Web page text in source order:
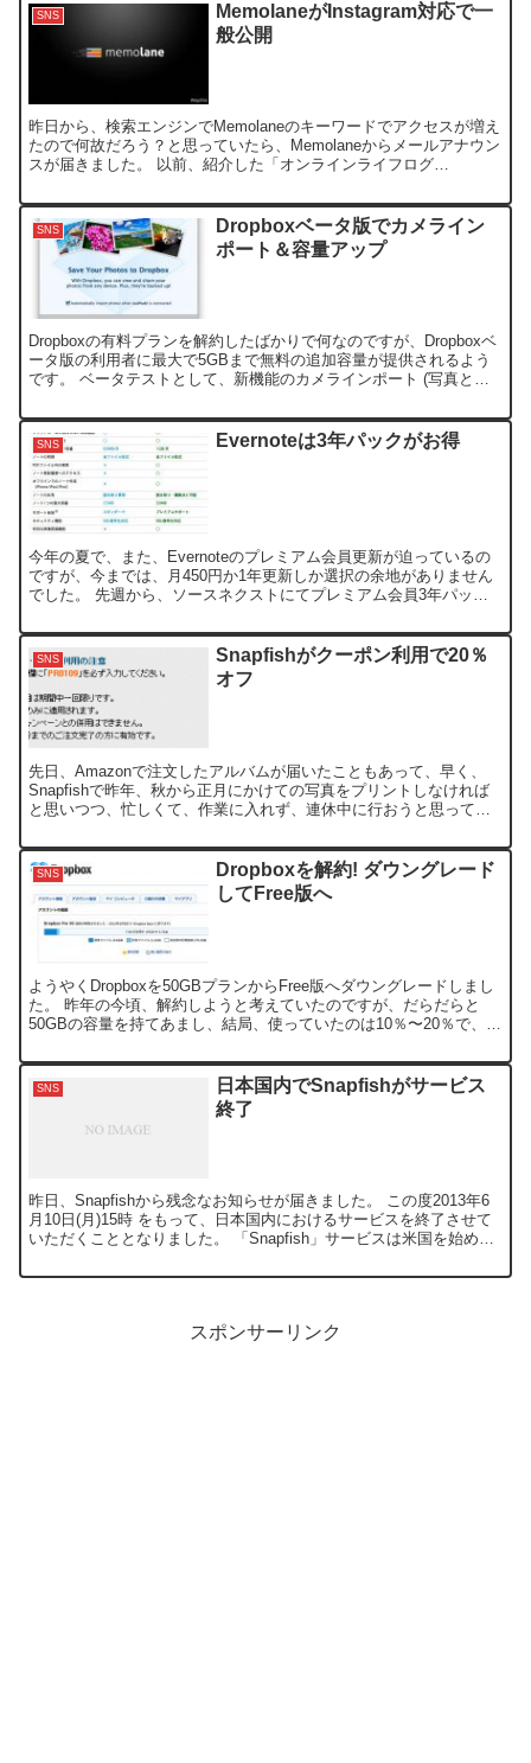
SNS
MemolaneがInstagram対応で一
般公開
昨日から、検索エンジンでMemolaneのキーワードでアクセスが増え
たので何故だろう？と思っていたら、Memolaneからメールアナウン
スが届きました。 以前、紹介した「オンラインライフログ
SNS
Dropboxベータ版でカメライン
ポート＆容量アップ
Dropboxの有料プランを解約したばかりで何なのですが、Dropboxベ
ータ版の利用者に最大で5GBまで無料の追加容量が提供されるよう
です。 ベータテストとして、新機能のカメラインポート (写真とビ
SNS Evernoteは3年パックがお得
今年の夏で、また、Evernoteのプレミアム会員更新が迫っているの
ですが、今までは、月450円か1年更新しか選択の余地がありません
でした。 先週から、ソースネクストにてプレミアム会員3年パック
SNS
Snapfishがクーポン利用で20％
オフ
先日、Amazonで注文したアルバムが届いたこともあって、早く、
Snapfishで昨年、秋から正月にかけての写真をプリントしなければ
と思いつつ、忙しくて、作業に入れず、連休中に行おうと思ってま
SNS
Dropboxを解約! ダウングレード
してFree版へ
ようやくDropboxを50GBプランからFree版へダウングレードしまし
た。 昨年の今頃、解約しようと考えていたのですが、だらだらと
50GBの容量を持てあまし、結局、使っていたのは10％〜20％で、も
SNS
日本国内でSnapfishがサービス
終了
昨日、Snapfishから残念なお知らせが届きました。 この度2013年6
月10日(月)15時 をもって、日本国内におけるサービスを終了させて
いただくこととなりました。 「Snapfish」サービスは米国を始めと
スポンサーリンク